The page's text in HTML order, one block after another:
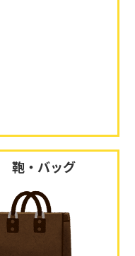
鞄・バッグ